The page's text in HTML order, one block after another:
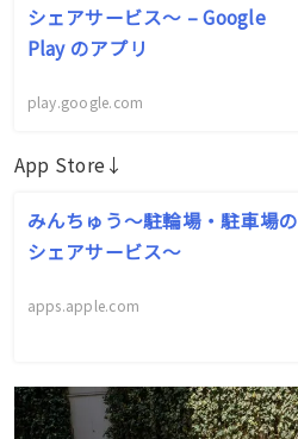
シェアサービス～ – Google
Play のアプリ
play.google.com
App Store↓
‎みんちゅう～駐輪場・駐車場の
シェアサービス～
apps.apple.com